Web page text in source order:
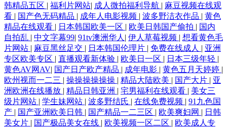
韩精品五区 | 福利片网站| 成人微拍福利导航 | 麻豆视频在线观
看 | 国产色无码精品 | 成年人电影视频 | 波多野洁衣作品 | 黄色
精品在线观看 | 日本韩国欧美一区 | 欧美日韩国产偷拍 | 国内
自拍乱 | 中文字幕99| 91tv澳洲华人 | 伊人草莓视频 | 想看黄色毛
片网站 | 麻豆黑丝足交 | 日本韩国伦理片 | 免费在线成人 | 亚洲
专区欧美专区 | 直播观看新体验 | 欧美日一区 | 日本三级年轻 |
黄色AV网AV| 国产日产欧产精品 | 成年电影 | 黄色五月天婷婷 |
欧州视而一二三 | 操操操操操操 | 精品大陆欧美 | 国产大片 | 亚
洲欧洲在线播放 | 精品日韩亚洲 | 宅男福利在线观看 | 美女三
级片网站 | 学生妹网站 | 波多野结氏 | 在线免费视频 | 91九色国
产 | 国产亚洲欧美日韩 | 国产精品一二三区 | 欧美爽妇网 | 日韩
美女片 | 国产极品美女在线 | 欧美视频一区二区 | 欧美成人专